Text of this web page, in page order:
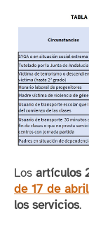
Losartículos
de 17 de
los servicios.